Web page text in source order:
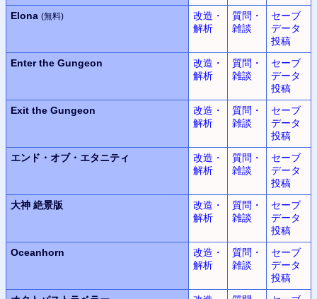
Elona (無料)
改造・
解析
質問・
雑談
セーブ
データ
投稿
Enter the Gungeon
改造・
解析
質問・
雑談
セーブ
データ
投稿
Exit the Gungeon
改造・
解析
質問・
雑談
セーブ
データ
投稿
エンド・オブ・エタニティ
改造・
解析
質問・
雑談
セーブ
データ
投稿
大神 絶景版
改造・
解析
質問・
雑談
セーブ
データ
投稿
Oceanhorn
改造・
解析
質問・
雑談
セーブ
データ
投稿